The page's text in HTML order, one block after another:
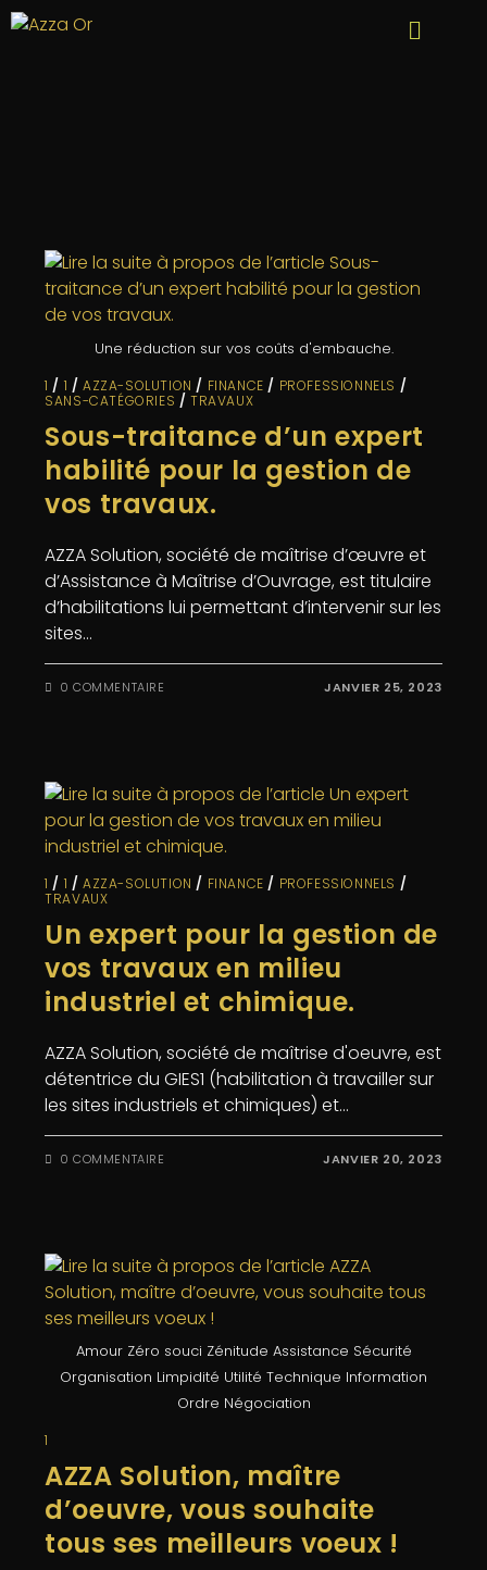
Une réduction sur vos coûts d'embauche.
1 / 1 /AZZA-SOLUTION / FINANCE / PROFESSIONNELS /
SANS-CATÉGORIES /TRAVAUX
Sous-traitance d’un expert
habilité pour la gestion de
vos travaux.
AZZA Solution, société de maîtrise d’œuvre et
d’Assistance à Maîtrise d’Ouvrage, est titulaire
d’habilitations lui permettant d’intervenir sur les
sites…
0 COMMENTAIRE JANVIER 25, 2023
1 / 1 /AZZA-SOLUTION / FINANCE / PROFESSIONNELS /
TRAVAUX
Un expert pour la gestion de
vos travaux en milieu
industriel et chimique.
AZZA Solution, société de maîtrise d'oeuvre, est
détentrice du GIES1 (habilitation à travailler sur
les sites industriels et chimiques) et…
0 COMMENTAIRE JANVIER 20, 2023
Amour Zéro souci Zénitude Assistance Sécurité
Organisation Limpidité Utilité Technique Information
Ordre Négociation
1
AZZA Solution, maître
d’oeuvre, vous souhaite
tous ses meilleurs voeux !